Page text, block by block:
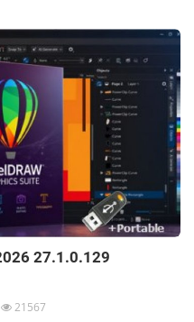
27.1.0.129
21567